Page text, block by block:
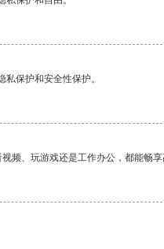
保护和安全性保护。
频、玩游戏还是工作办公，都能畅